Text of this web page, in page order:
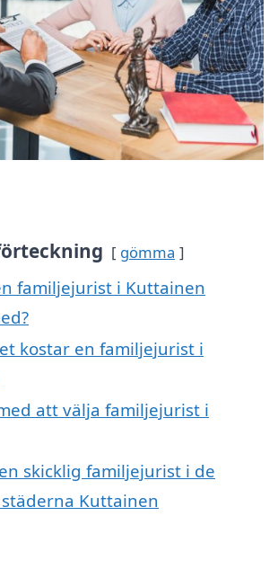
gömma
familjejurist i Kuttainen
kostar en familjejurist i
att välja familjejurist i
skicklig familjejurist i de
Kuttainen